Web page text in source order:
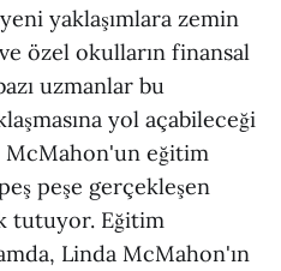
yaklaşımlara zemin
özel okulların finansal
uzmanlar bu
yol açabileceği
McMahon'un eğitim
peşe gerçekleşen
tutuyor. Eğitim
Linda McMahon'ın